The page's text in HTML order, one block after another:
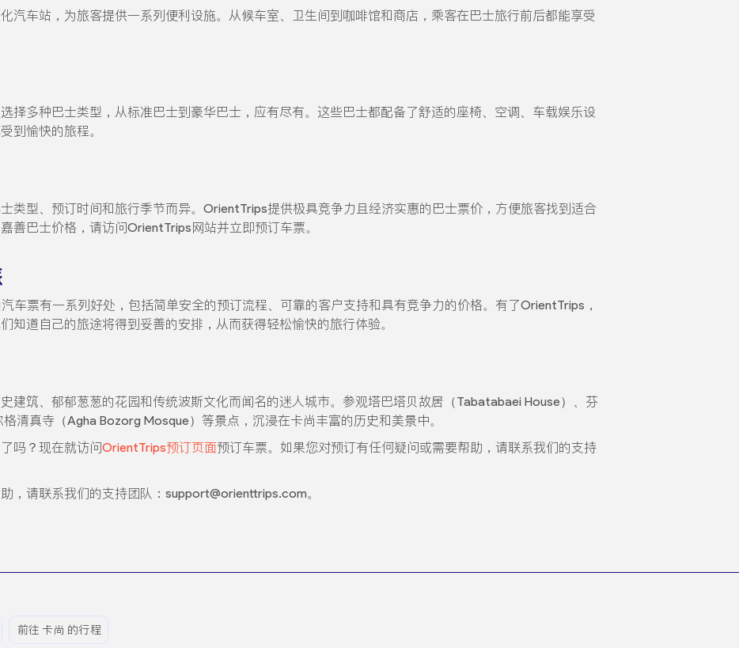
汽车站，为旅客提供一系列便利设施。从候车室、卫生间到咖啡馆和商店，乘客在巴士旅行前后都能享受
择多种巴士类型，从标准巴士到豪华巴士，应有尽有。这些巴士都配备了舒适的座椅、空调、车载娱乐设
到愉快的旅程。
类型、预订时间和旅行季节而异。OrientTrips提供极具竞争力且经济实惠的巴士票价，方便旅客找到适合
善巴士价格，请访问OrientTrips网站并立即预订车票。
车票有一系列好处，包括简单安全的预订流程、可靠的客户支持和具有竞争力的价格。有了OrientTrips，
知道自己的旅途将得到妥善的安排，从而获得轻松愉快的旅行体验。
建筑、郁郁葱葱的花园和传统波斯文化而闻名的迷人城市。参观塔巴塔贝故居（Tabatabaei House）、芬
清真寺（Agha Bozorg Mosque）等景点，沉浸在卡尚丰富的历史和美景中。
吗？现在就访问OrientTrips预订页面预订车票。如果您对预订有任何疑问或需要帮助，请联系我们的支持
，请联系我们的支持团队：support@orienttrips.com。
前往 卡尚 的行程